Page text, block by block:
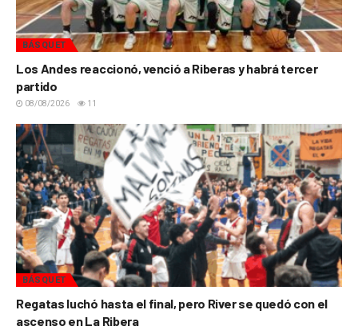
BÁSQUET
Los Andes reaccionó, venció a Riberas y habrá tercer
partido
08/08/2026 11
BÁSQUET
Regatas luchó hasta el final, pero River se quedó con el
ascenso en La Ribera